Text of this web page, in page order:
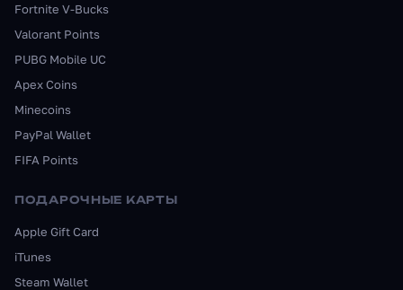
Fortnite V-Bucks
Valorant Points
PUBG Mobile UC
Apex Coins
Minecoins
PayPal Wallet
FIFA Points
ПОДАРОЧНЫЕ КАРТЫ
Apple Gift Card
iTunes
Steam Wallet